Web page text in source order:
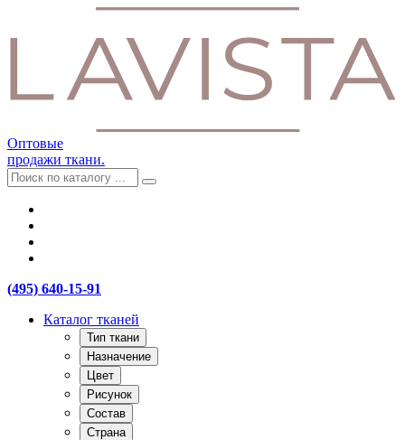
Оптовые
продажи ткани.
(495) 640-15-91
Каталог тканей
Тип ткани
Назначение
Цвет
Рисунок
Состав
Страна